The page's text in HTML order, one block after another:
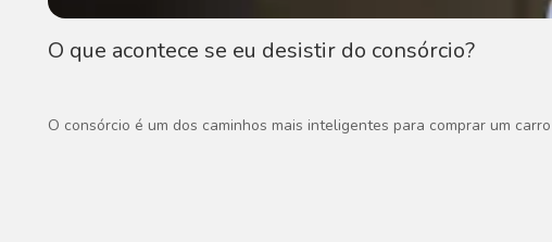
O que acontece se eu desistir do consórcio?
O consórcio é um dos caminhos mais inteligentes para comprar um